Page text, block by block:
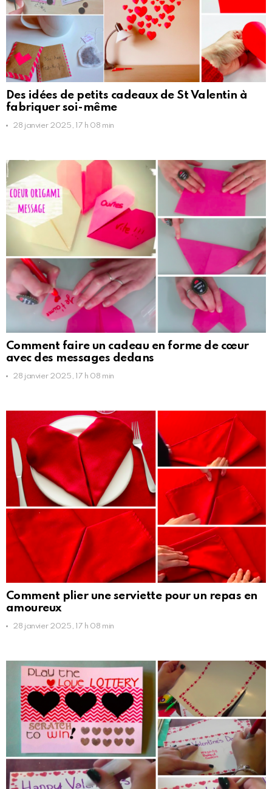
Des idées de petits cadeaux de St Valentin à
fabriquer soi-même
28 janvier 2025, 17 h 08 min
Comment faire un cadeau en forme de cœur
avec des messages dedans
28 janvier 2025, 17 h 08 min
Comment plier une serviette pour un repas en
amoureux
28 janvier 2025, 17 h 08 min